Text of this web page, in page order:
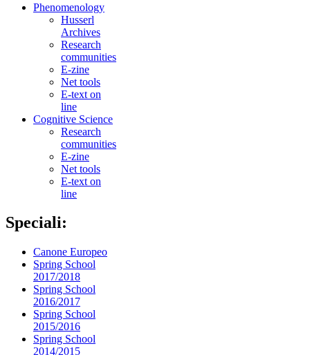
Phenomenology
Husserl
Archives
Research
communities
E-zine
Net tools
E-text on
line
Cognitive Science
Research
communities
E-zine
Net tools
E-text on
line
Speciali:
Canone Europeo
Spring School
2017/2018
Spring School
2016/2017
Spring School
2015/2016
Spring School
2014/2015